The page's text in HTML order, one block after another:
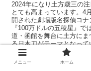
2024年になり土方歳三の
とても高まっています。4
開された劇場版名探偵コナ
『100万ドルの五稜星』で
道・函館を舞台に土方にま
る日本刀がテーマとなって
す。 土方その人だけではなく所
有していた刀までもが注
メニュー ホーム